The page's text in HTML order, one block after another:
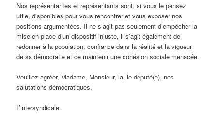
Nos représentantes et représentants sont, si vous le pensez
utile, disponibles pour vous rencontrer et vous exposer nos
positions argumentées. Il ne s’agit pas seulement d’empêcher la
mise en place d’un dispositif injuste, il s’agit également de
redonner à la population, confiance dans la réalité et la vigueur
de sa démocratie et de maintenir une cohésion sociale menacée.
Veuillez agréer, Madame, Monsieur, la, le député(e), nos
salutations démocratiques.
L’intersyndicale.